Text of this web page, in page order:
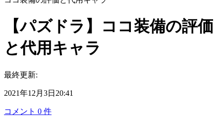
【パズドラ】ココ装備の評価
と代用キャラ
最終更新:
2021年12月3日20:41
コメント 0 件